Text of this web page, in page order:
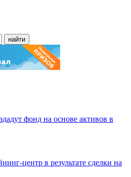
фонд на основе активов в
центр в результате сделки на